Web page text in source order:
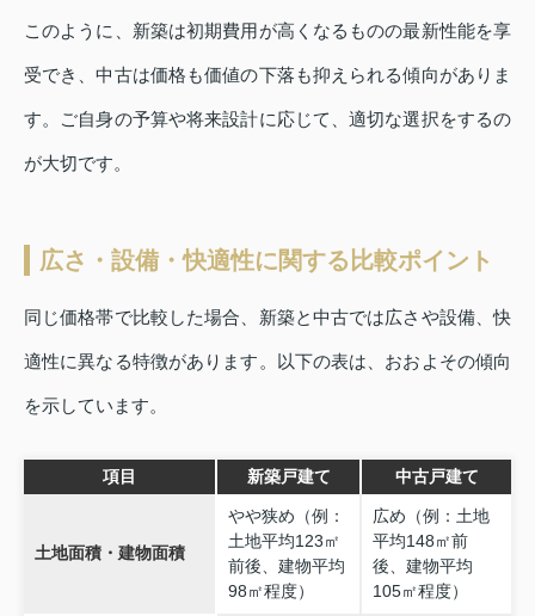
このように、新築は初期費用が高くなるものの最新性能を享
受でき、中古は価格も価値の下落も抑えられる傾向がありま
す。ご自身の予算や将来設計に応じて、適切な選択をするの
が大切です。
広さ・設備・快適性に関する比較ポイント
同じ価格帯で比較した場合、新築と中古では広さや設備、快
適性に異なる特徴があります。以下の表は、おおよその傾向
を示しています。
項目 新築戸建て 中古戸建て
土地面積・建物面積
やや狭め（例：
土地平均123㎡
前後、建物平均
98㎡程度）
広め（例：土地
平均148㎡前
後、建物平均
105㎡程度）